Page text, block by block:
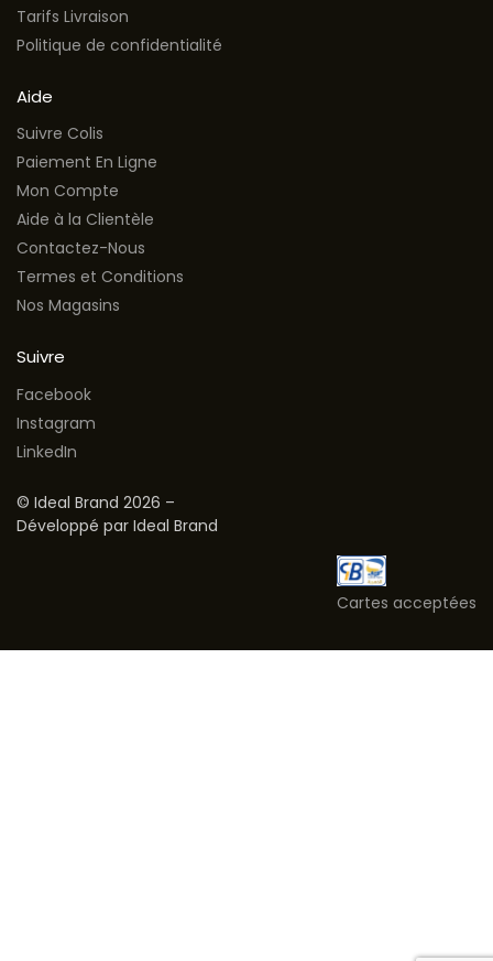
Tarifs Livraison
Politique de confidentialité
Aide
Suivre Colis
Paiement En Ligne
Mon Compte
Aide à la Clientèle
Contactez-Nous
Termes et Conditions
Nos Magasins
Suivre
Facebook
Instagram
LinkedIn
© Ideal Brand 2026 –
Développé par Ideal Brand
Cartes acceptées